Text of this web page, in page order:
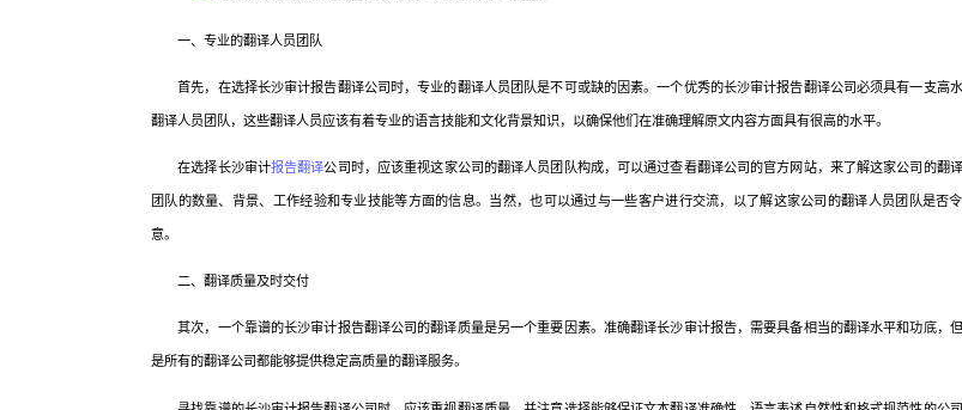
一、专业的翻译人员团队
首先，在选择长沙审计报告翻译公司时，专业的翻译人员团队是不可或缺的因素。一个优秀的长沙审计报告翻译公司必须具有一支高
翻译人员团队，这些翻译人员应该有着专业的语言技能和文化背景知识，以确保他们在准确理解原文内容方面具有很高的水平。
在选择长沙审计报告翻译公司时，应该重视这家公司的翻译人员团队构成，可以通过查看翻译公司的官方网站，来了解这家公司的翻
团队的数量、背景、工作经验和专业技能等方面的信息。当然，也可以通过与一些客户进行交流，以了解这家公司的翻译人员团队是否
意。
二、翻译质量及时交付
其次，一个靠谱的长沙审计报告翻译公司的翻译质量是另一个重要因素。准确翻译长沙审计报告，需要具备相当的翻译水平和功底，
是所有的翻译公司都能够提供稳定高质量的翻译服务。